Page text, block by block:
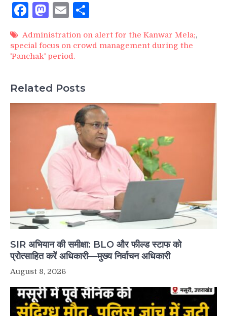
Facebook
Mastodon
Email
Administration on alert for the Kanwar Mela;,
special focus on crowd management during the
'Panchak' period.
Related Posts
SIR अभियान की समीक्षा: BLO और फील्ड स्टाफ को
प्रोत्साहित करें अधिकारी—मुख्य निर्वाचन अधिकारी
August 8, 2026